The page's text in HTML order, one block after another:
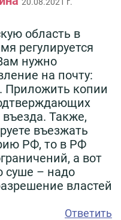
область в
регулируется
нужно
на почту:
. Приложить копии
Также,
въезжать
РФ, то в РФ
а вот
суше – надо
властей
Ответить